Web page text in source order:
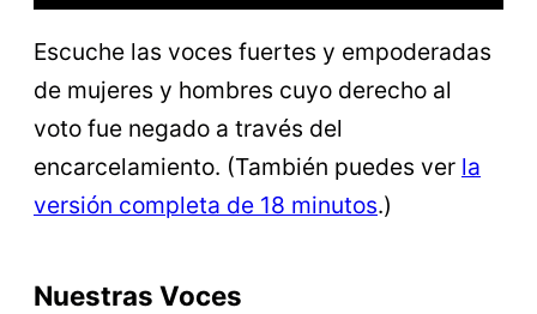
Accept
Powered byUsercentrics Consent
Management Platform
Escuche las voces fuertes y empoderadas
de mujeres y hombres cuyo derecho al
voto fue negado a través del
encarcelamiento. (También puedes ver la
versión completa de 18 minutos.)
Nuestras Voces